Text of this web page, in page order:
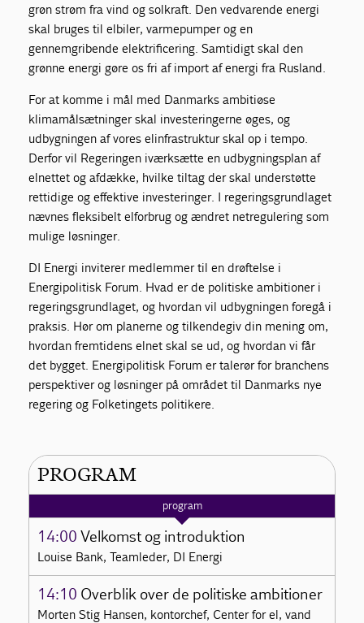
grøn strøm fra vind og solkraft. Den vedvarende energi
skal bruges til elbiler, varmepumper og en
gennemgribende elektrificering. Samtidigt skal den
grønne energi gøre os fri af import af energi fra Rusland.
For at komme i mål med Danmarks ambitiøse
klimamålsætninger skal investeringerne øges, og
udbygningen af vores elinfrastruktur skal op i tempo.
Derfor vil Regeringen iværksætte en udbygningsplan af
elnettet og afdække, hvilke tiltag der skal understøtte
rettidige og effektive investeringer. I regeringsgrundlaget
nævnes fleksibelt elforbrug og ændret netregulering som
mulige løsninger.
DI Energi inviterer medlemmer til en drøftelse i
Energipolitisk Forum. Hvad er de politiske ambitioner i
regeringsgrundlaget, og hvordan vil udbygningen foregå i
praksis. Hør om planerne og tilkendegiv din mening om,
hvordan fremtidens elnet skal se ud, og hvordan vi får
det bygget. Energipolitisk Forum er talerør for branchens
perspektiver og løsninger på området til Danmarks nye
regering og Folketingets politikere.
PROGRAM
program
14:00 Velkomst og introduktion
Louise Bank, Teamleder, DI Energi
14:10 Overblik over de politiske ambitioner
Morten Stig Hansen, kontorchef, Center for el, vand